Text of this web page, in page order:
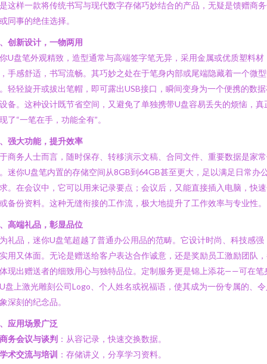
这样一款将传统书写与现代数字存储巧妙结合的产品，无疑是馈赠商
同事的绝佳选择。
创新设计，一物两用
U盘笔外观精致，造型通常与高端签字笔无异，采用金属或优质塑料材
手感舒适，书写流畅。其巧妙之处在于笔身内部或尾端隐藏着一个微
轻轻旋开或拔出笔帽，即可露出USB接口，瞬间变身为一个便携的数
备。这种设计既节省空间，又避免了单独携带U盘容易丢失的烦恼，真
了“一笔在手，功能全有”。
强大功能，提升效率
商务人士而言，随时保存、转移演示文稿、合同文件、重要数据是家
迷你U盘笔内置的存储空间从8GB到64GB甚至更大，足以满足日常办
。在会议中，它可以用来记录要点；会议后，又能直接插入电脑，快
备份资料。这种无缝衔接的工作流，极大地提升了工作效率与专业性。
高端礼品，彰显品位
礼品，迷你U盘笔超越了普通办公用品的范畴。它设计时尚、科技感强
用又体面。无论是赠送给客户表达合作诚意，还是奖励员工激励团队
现出赠送者的细致用心与独特品位。定制服务更是锦上添花——可在笔
盘上激光雕刻公司Logo、个人姓名或祝福语，使其成为一份专属的、
深刻的纪念品。
应用场景广泛
商务会议与谈判 ：从容记录，快速交换数据。
学术交流与培训 ：存储讲义，分享学习资料。